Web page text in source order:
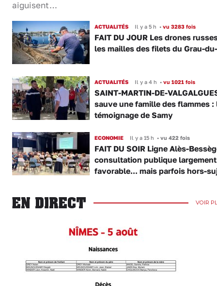
aiguisent…
ACTUALITÉS Il y a 5 h •vu 3283 fois
FAIT DU JOUR Les drones
les mailles des filets du Grau-
ACTUALITÉS Il y a 4 h •vu 1021 fois
SAINT-MARTIN-DE-
sauve une famille des flammes :
témoignage de Samy
ECONOMIE Il y a 15 h •vu 422 fois
FAIT DU SOIR Ligne Alès-
consultation publique largement
favorable... mais parfois hors-
EN DIRECT VOIR